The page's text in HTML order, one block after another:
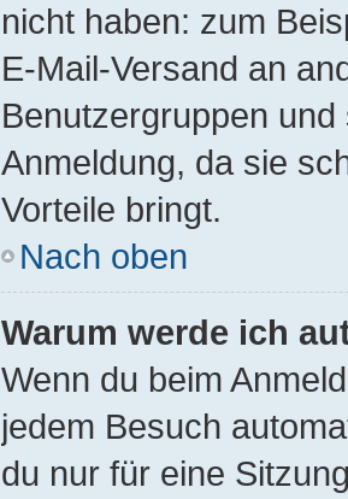
nicht haben: zum
E-Mail-Versand an
Benutzergruppen
Anmeldung, da sie
Vorteile bringt.
Nach oben
Warum werde ich
Wenn du beim
jedem Besuch
du nur für eine